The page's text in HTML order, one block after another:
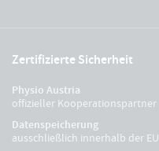
Zertifizierte Sicherheit
Physio Austria
offizieller Kooperationspartner
Datenspeicherung
ausschließlich innerhalb der EU